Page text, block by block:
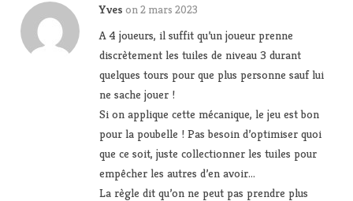
Yves on 2 mars 2023
A 4 joueurs, il suffit qu’un joueur prenne
discrètement les tuiles de niveau 3 durant
quelques tours pour que plus personne sauf lui
ne sache jouer !
Si on applique cette mécanique, le jeu est bon
pour la poubelle ! Pas besoin d’optimiser quoi
que ce soit, juste collectionner les tuiles pour
empêcher les autres d’en avoir…
La règle dit qu’on ne peut pas prendre plus